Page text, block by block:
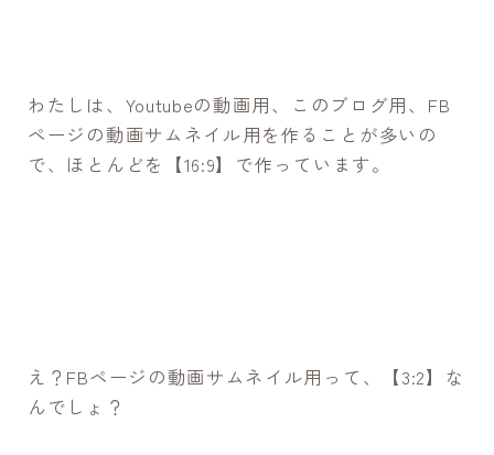
わたしは、Youtubeの動画用、このブログ用、FB
ページの動画サムネイル用を作ることが多いの
で、ほとんどを【16:9】で作っています。
え？FBページの動画サムネイル用って、【3:2】な
んでしょ？